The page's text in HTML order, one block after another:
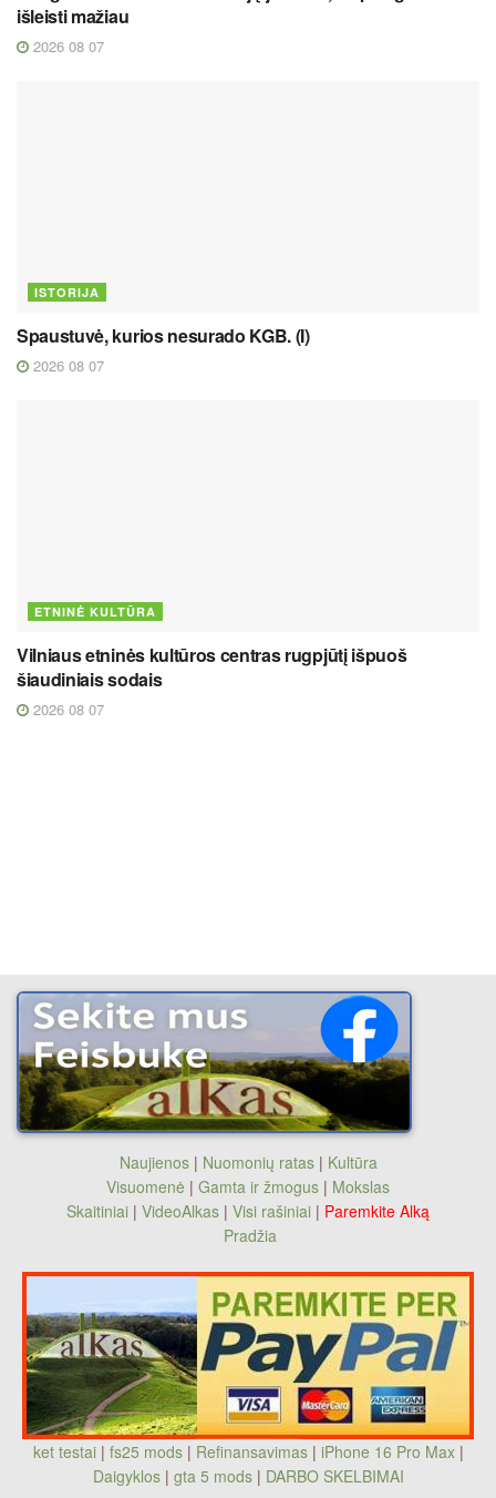
išleisti mažiau
2026 08 07
ISTORIJA
Spaustuvė, kurios nesurado KGB. (I)
2026 08 07
ETNINĖ KULTŪRA
Vilniaus etninės kultūros centras rugpjūtį išpuoš
šiaudiniais sodais
2026 08 07
Naujienos| Nuomonių ratas| Kultūra
Visuomenė | Gamta ir žmogus | Mokslas
Skaitiniai | VideoAlkas | Visi rašiniai | Paremkite Alką
Pradžia
ket testai | fs25 mods| Refinansavimas| iPhone 16 Pro Max|
Daigyklos| gta 5 mods | DARBO SKELBIMAI